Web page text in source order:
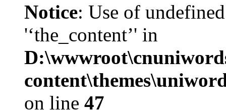
Notice: Use of
'‘the_content’' in
on line 47